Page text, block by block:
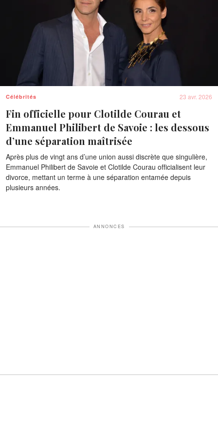
23 avr. 2026
Célébrités
Fin officielle pour Clotilde Courau et
Emmanuel Philibert de Savoie : les dessous
d’une séparation maîtrisée
Après plus de vingt ans d’une union aussi discrète que singulière,
Emmanuel Philibert de Savoie et Clotilde Courau officialisent leur
divorce, mettant un terme à une séparation entamée depuis
plusieurs années.
ANNONCES